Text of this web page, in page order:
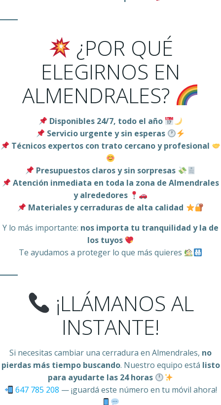
¿POR QUÉ
ELEGIRNOS EN
ALMENDRALES?
Disponibles 24/7, todo el año
Servicio urgente y sin esperas
Técnicos expertos con trato cercano y profesional
Presupuestos claros y sin sorpresas
Atención inmediata en toda la zona de Almendrales
y alrededores
Materiales y cerraduras de alta calidad
Y lo más importante: nos importa tu tranquilidad y la de
los tuyos
Te ayudamos a proteger lo que más quieres
¡LLÁMANOS AL
INSTANTE!
Si necesitas cambiar una cerradura en Almendrales, no
pierdas más tiempo buscando. Nuestro equipo está listo
para ayudarte las 24 horas
647 785 208 — ¡guardá este número en tu móvil ahora!